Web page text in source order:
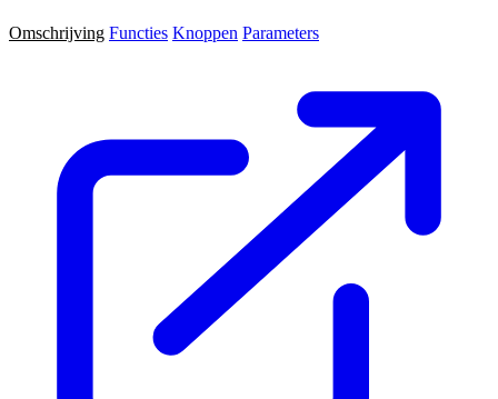
Omschrijving Functies Knoppen Parameters